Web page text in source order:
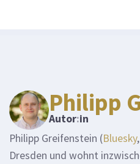
Philipp
Autor:in
Philipp Greifenstein (Bluesky,
Dresden und wohnt